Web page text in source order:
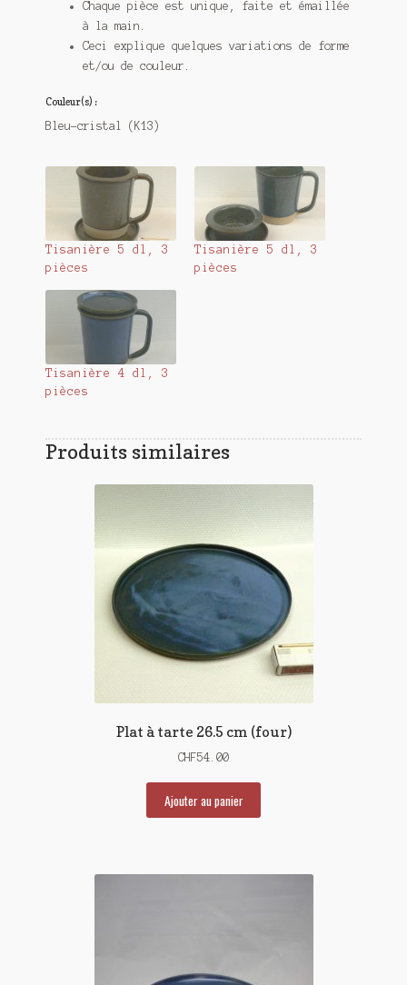
Chaque pièce est unique, faite et émaillée
à la main.
Ceci explique quelques variations de forme
et/ou de couleur.
Couleur(s) :
Bleu-cristal (K13)
Tisanière 5 dl, 3
pièces
Tisanière 5 dl, 3
pièces
Tisanière 4 dl, 3
pièces
Produits similaires
Plat à tarte 26.5 cm (four)
CHF54.00
Ajouter au panier